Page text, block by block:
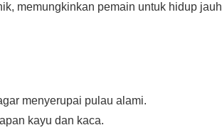
memungkinkan pemain untuk hidup jauh
menyerupai pulau alami.
kayu dan kaca.